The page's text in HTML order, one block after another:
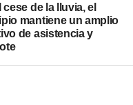
cese de la lluvia, el
mantiene un amplio
de asistencia y